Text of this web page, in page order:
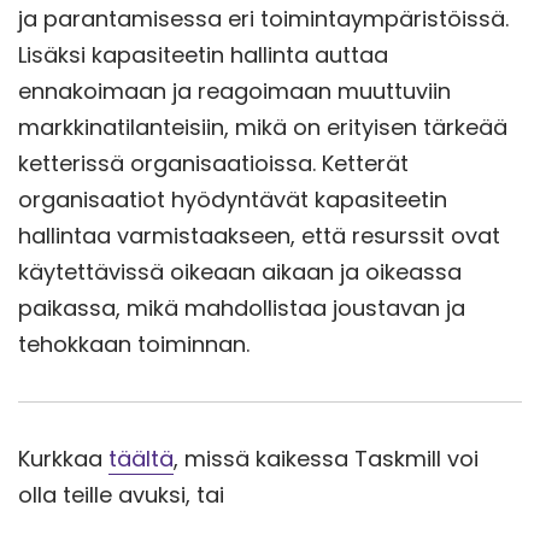
ja parantamisessa eri toimintaympäristöissä.
Lisäksi kapasiteetin hallinta auttaa
ennakoimaan ja reagoimaan muuttuviin
markkinatilanteisiin, mikä on erityisen tärkeää
ketterissä organisaatioissa. Ketterät
organisaatiot hyödyntävät kapasiteetin
hallintaa varmistaakseen, että resurssit ovat
käytettävissä oikeaan aikaan ja oikeassa
paikassa, mikä mahdollistaa joustavan ja
tehokkaan toiminnan.
Kurkkaa täältä, missä kaikessa Taskmill voi
olla teille avuksi, tai